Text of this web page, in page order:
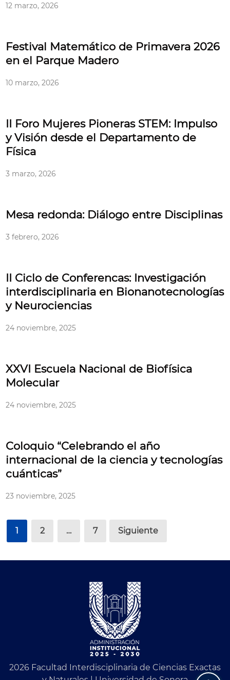
12 marzo, 2026
Festival Matemático de Primavera 2026
en el Parque Madero
10 marzo, 2026
II Foro Mujeres Pioneras STEM: Impulso
y Visión desde el Departamento de
Física
3 marzo, 2026
Mesa redonda: Diálogo entre Disciplinas
3 febrero, 2026
II Ciclo de Conferencas: Investigación
interdisciplinaria en Bionanotecnologías
y Neurociencias
24 noviembre, 2025
XXVI Escuela Nacional de Biofísica
Molecular
24 noviembre, 2025
Coloquio “Celebrando el año
internacional de la ciencia y tecnologías
cuánticas”
23 noviembre, 2025
Posts
pagination
1 2 … 7 Siguiente
2026 Facultad Interdisciplinaria de Ciencias Exactas